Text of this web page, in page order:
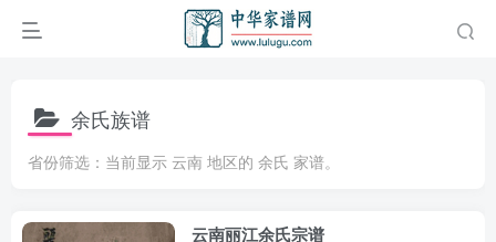
余氏族谱
省份筛选：当前显示 云南 地区的 余氏 家谱。
云南丽江余氏宗谱